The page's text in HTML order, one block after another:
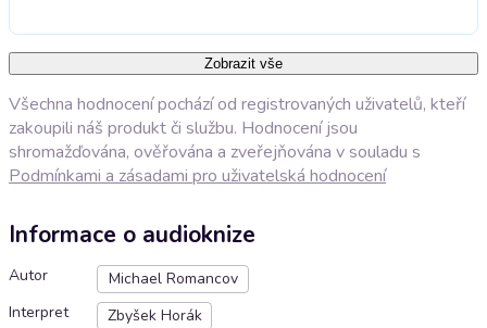
Zobrazit vše
Všechna hodnocení pochází od registrovaných uživatelů, kteří
zakoupili náš produkt či službu. Hodnocení jsou
shromažďována, ověřována a zveřejňována v souladu s
Podmínkami a zásadami pro uživatelská hodnocení
Informace o audioknize
Autor
Michael Romancov
Interpret
Zbyšek Horák